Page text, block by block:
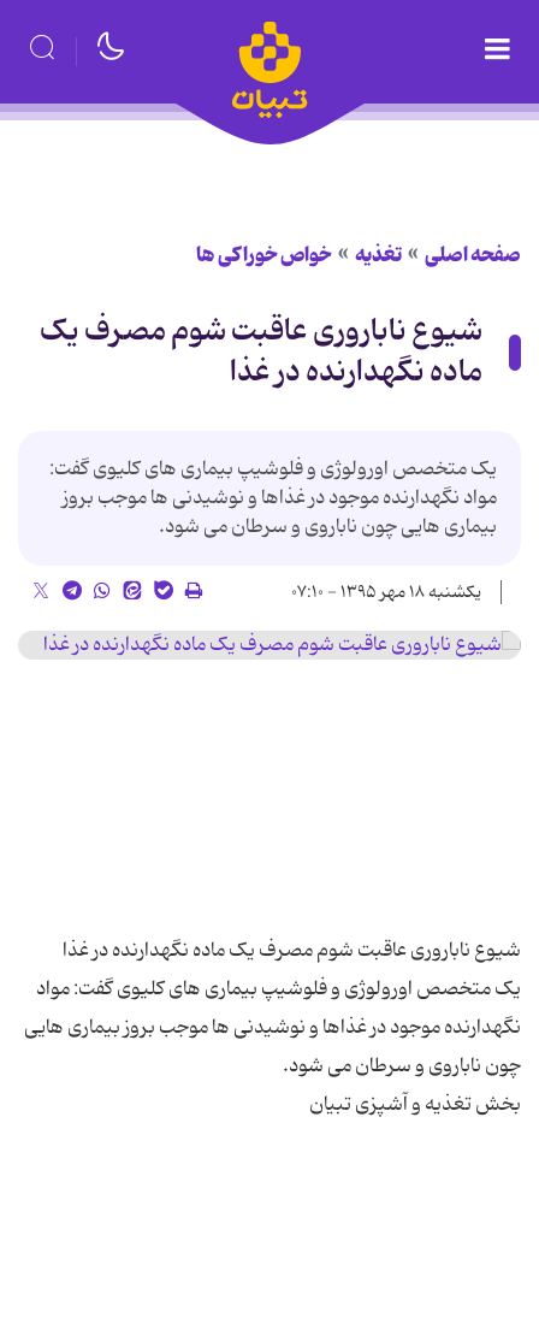
صفحه اصلی تغذیه خواص خوراكی ها
شیوع ناباروری عاقبت شوم مصرف یک
ماده نگهدارنده در غذا
یک متخصص اورولوژی و فلوشیپ بیماری های کلیوی گفت:
مواد نگهدارنده موجود در غذاها و نوشیدنی ها موجب بروز
بیماری هایی چون ناباروی و سرطان می شود.
یکشنبه ۱۸ مهر ۱۳۹۵ - ۰۷:۱۰
یک متخصص اورولوژی و فلوشیپ بیماری های کلیوی گفت: مواد
نگهدارنده موجود در غذاها و نوشیدنی ها موجب بروز بیماری هایی